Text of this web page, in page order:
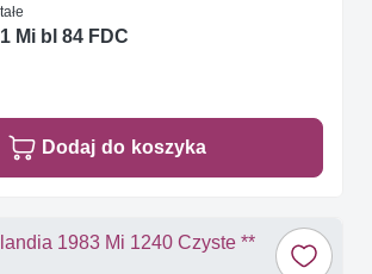
Mi bl 84 FDC
Dodaj do koszyka